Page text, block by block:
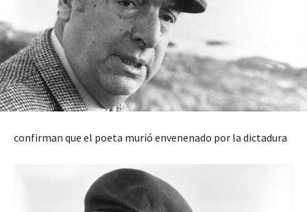
confirman que el poeta murió envenenado por la dictadura